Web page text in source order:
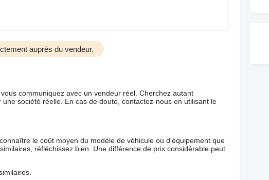
auprès du vendeur.
communiquez avec un vendeur réel. Cherchez autant
société réelle. En cas de doute, contactez-nous en utilisant le
le coût moyen du modèle de véhicule ou d'équipement que
réfléchissez bien. Une différence de prix considérable peut